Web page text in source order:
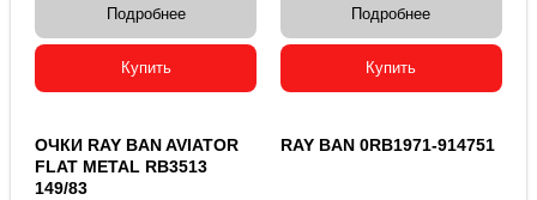
Подробнее
Купить
Подробнее
Купить
ОЧКИ RAY BAN AVIATOR
FLAT METAL RB3513
149/83
RAY BAN 0RB1971-914751